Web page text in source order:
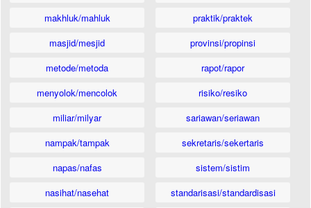
makhluk/mahluk
masjid/mesjid
metode/metoda
menyolok/mencolok
miliar/milyar
nampak/tampak
napas/nafas
nasihat/nasehat
praktik/praktek
provinsi/propinsi
rapot/rapor
risiko/resiko
sariawan/seriawan
sekretaris/sekertaris
sistem/sistim
standarisasi/standardisasi